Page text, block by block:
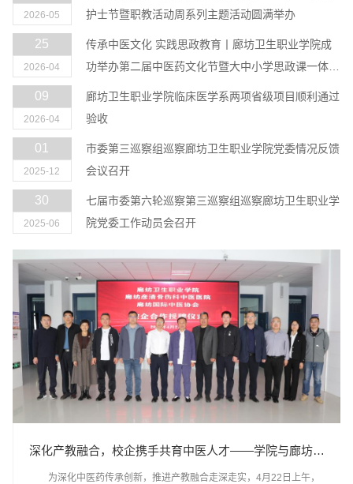
2026-05
护士节暨职教活动周系列主题活动圆满举办
25
2026-04
传承中医文化 实践思政教育丨廊坊卫生职业学院成
功举办第二届中医药文化节暨大中小学思政课一体化
建设主题实践活动
09
2026-04
廊坊卫生职业学院临床医学系两项省级项目顺利通过
验收
01
2025-12
市委第三巡察组巡察廊坊卫生职业学院党委情况反馈
会议召开
30
2025-06
七届市委第六轮巡察第三巡察组巡察廊坊卫生职业学
院党委工作动员会召开
凝神聚力谋发展，深耕细作绘蓝图丨廊坊卫生职业学院领
导深入企业开展调研活动
为有效拓宽就业岗位渠道，促进我校2025年毕业生充分就业、满
深化产教融合，校企携手共育中医人才——学院与廊坊彦
清骨伤科中医医院、廊坊国际中医协会举行授牌仪式
为深化中医药传承创新，推进产教融合走深走实，4月22日上午，
深化校院协同 共育康养英才——廊坊万平中医医院来我
校开展康养合作交流活动
为深化医教协同发展，推动康养人才培养与产业需求精准对接，4
校院携手 协同育人 | 学院与廊坊开发区法院举行党建共
建、法治教育实践基地签约揭牌仪式
为深化新时代法治人才培养模式创新，3月20日下午，我院与廊坊